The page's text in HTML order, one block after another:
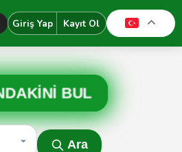
Giriş Yap Kayıt Ol
BUL
Ara